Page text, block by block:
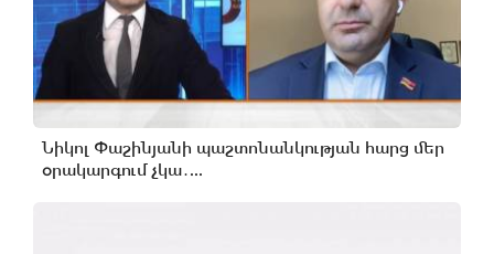
Նիկոլ Փաշինյանի պաշտոնանկության հարց մեր
օրակարգում չկա․...